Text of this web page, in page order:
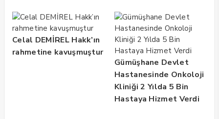
Ruhsat Bilgi Sistemi
ile Güçlendirdi
Celal DEMİREL Hakk’ın
rahmetine kavuşmuştur
Gümüşhane Devlet
Hastanesinde Onkoloji
Kliniği 2 Yılda 5 Bin
Hastaya Hizmet Verdi